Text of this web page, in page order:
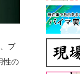
ブ
性の